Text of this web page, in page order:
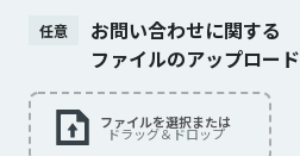
任意
お問い合わせに関する
ファイルのアップロード
ファイルを選択または
ドラッグ＆ドロップ